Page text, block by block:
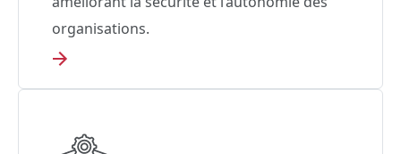
organisations.